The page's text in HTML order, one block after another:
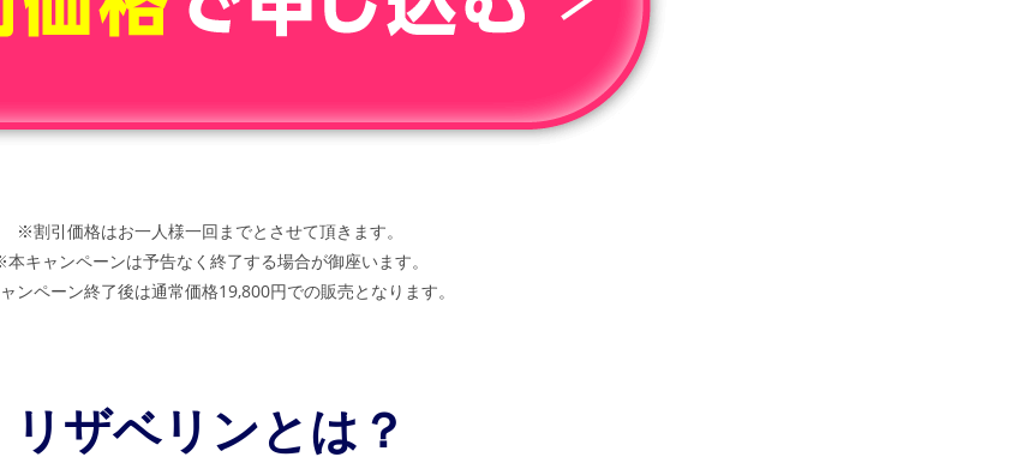
※割引価格はお一人様一回までとさせて頂きます。
キャンペーンは予告なく終了する場合が御座います。
ンペーン終了後は通常価格19,800円での販売となります。
リザベリンとは？